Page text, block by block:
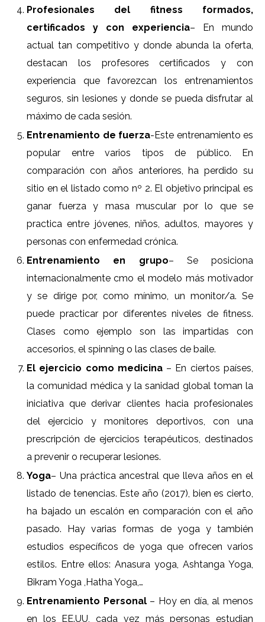
Profesionales del fitness formados,
certificados y con experiencia– En mundo
actual tan competitivo y donde abunda la oferta,
destacan los profesores certificados y con
experiencia que favorezcan los entrenamientos
seguros, sin lesiones y donde se pueda disfrutar al
máximo de cada sesión.
Entrenamiento de fuerza-Este entrenamiento es
popular entre varios tipos de público. En
comparación con años anteriores, ha perdido su
sitio en el listado como nº 2. El objetivo principal es
ganar fuerza y masa muscular por lo que se
practica entre jóvenes, niños, adultos, mayores y
personas con enfermedad crónica.
Entrenamiento en grupo– Se posiciona
internacionalmente cmo el modelo más motivador
y se dirige por, como mínimo, un monitor/a. Se
puede practicar por diferentes niveles de fitness.
Clases como ejemplo son las impartidas con
accesorios, el spinning o las clases de baile.
El ejercicio como medicina– En ciertos países,
la comunidad médica y la sanidad global toman la
iniciativa que derivar clientes hacia profesionales
del ejercicio y monitores deportivos, con una
prescripción de ejercicios terapéuticos, destinados
a prevenir o recuperar lesiones.
Yoga– Una práctica ancestral que lleva años en el
listado de tenencias. Este año (2017), bien es cierto,
ha bajado un escalón en comparación con el año
pasado. Hay varias formas de yoga y también
estudios específicos de yoga que ofrecen varios
estilos. Entre ellos: Anasura yoga, Ashtanga Yoga,
Bikram Yoga ,Hatha Yoga,…
Entrenamiento Personal– Hoy en día, al menos
en los EE.UU, cada vez más personas estudian